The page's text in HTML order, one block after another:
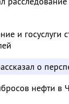
и госуслуги
о
нефти в